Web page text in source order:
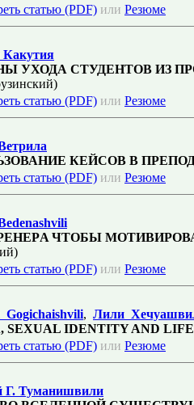
статью (PDF) или Резюме
УХОДА СТУДЕНТОВ ИЗ
статью (PDF) или Резюме
КЕЙСОВ В
статью (PDF) или Резюме
ЧТОБЫ
статью (PDF) или Резюме
, Лили
SEXUAL IDENTITY AND
статью (PDF) или Резюме
Г. Туманишвили